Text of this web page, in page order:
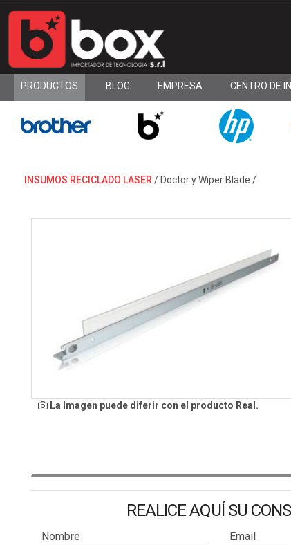
PRODUCTOS BLOG EMPRESA CENTRO DE
INSUMOS RECICLADO LASER / Doctor y Wiper Blade /
La Imagen puede diferir con el producto Real.
REALICE AQUÍ SU
Nombre Email